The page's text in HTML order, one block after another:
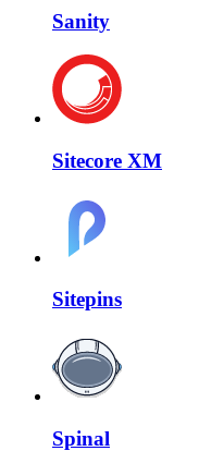
Sanity
Sitecore XM
Sitepins
Spinal